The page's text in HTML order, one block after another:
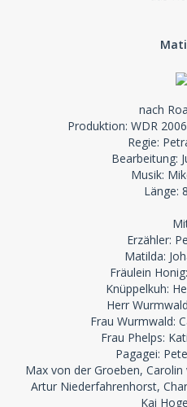
nach
Produktion: WDR
Regie:
Bearbeitung:
Musik:
Länge:
Erzähler:
Matilda:
Fräulein
Knüppelkuh:
Herr
Frau Wurmwald:
Frau Phelps:
Pagagei:
Max von der Groeben,
Artur Niederfahrenhorst,
Kai